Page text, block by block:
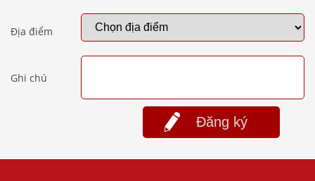
Địa điểm
Ghi chú
Đăng ký